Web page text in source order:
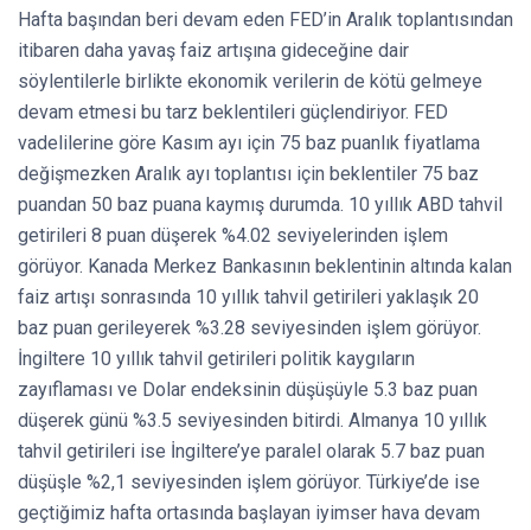
Hafta başından beri devam eden FED’in Aralık toplantısından
itibaren daha yavaş faiz artışına gideceğine dair
söylentilerle birlikte ekonomik verilerin de kötü gelmeye
devam etmesi bu tarz beklentileri güçlendiriyor. FED
vadelilerine göre Kasım ayı için 75 baz puanlık fiyatlama
değişmezken Aralık ayı toplantısı için beklentiler 75 baz
puandan 50 baz puana kaymış durumda. 10 yıllık ABD tahvil
getirileri 8 puan düşerek %4.02 seviyelerinden işlem
görüyor. Kanada Merkez Bankasının beklentinin altında kalan
faiz artışı sonrasında 10 yıllık tahvil getirileri yaklaşık 20
baz puan gerileyerek %3.28 seviyesinden işlem görüyor.
İngiltere 10 yıllık tahvil getirileri politik kaygıların
zayıflaması ve Dolar endeksinin düşüşüyle 5.3 baz puan
düşerek günü %3.5 seviyesinden bitirdi. Almanya 10 yıllık
tahvil getirileri ise İngiltere’ye paralel olarak 5.7 baz puan
düşüşle %2,1 seviyesinden işlem görüyor. Türkiye’de ise
geçtiğimiz hafta ortasında başlayan iyimser hava devam